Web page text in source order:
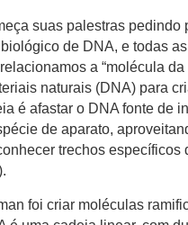
suas palestras pedindo
de DNA, e todas
a “molécula da
naturais (DNA) para
é afastar o DNA fonte de
de aparato,
trechos específicos
foi criar moléculas